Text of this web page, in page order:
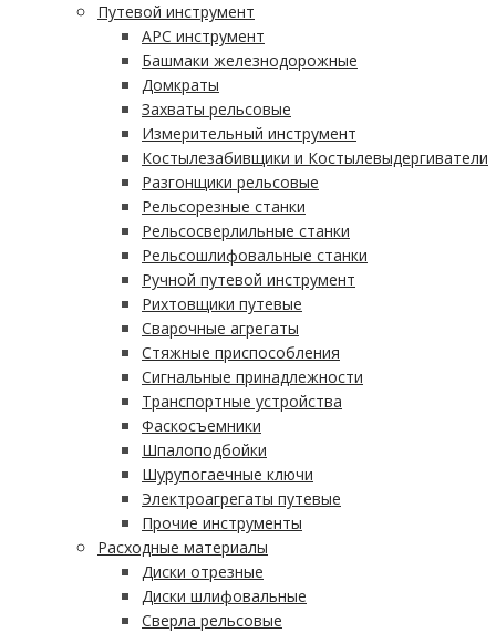
Путевой инструмент
АРС инструмент
Башмаки железнодорожные
Домкраты
Захваты рельсовые
Измерительный инструмент
Костылезабивщики и Костылевыдергиватели
Разгонщики рельсовые
Рельсорезные станки
Рельсосверлильные станки
Рельсошлифовальные станки
Ручной путевой инструмент
Рихтовщики путевые
Сварочные агрегаты
Стяжные приспособления
Сигнальные принадлежности
Транспортные устройства
Фаскосъемники
Шпалоподбойки
Шурупогаечные ключи
Электроагрегаты путевые
Прочие инструменты
Расходные материалы
Диски отрезные
Диски шлифовальные
Сверла рельсовые